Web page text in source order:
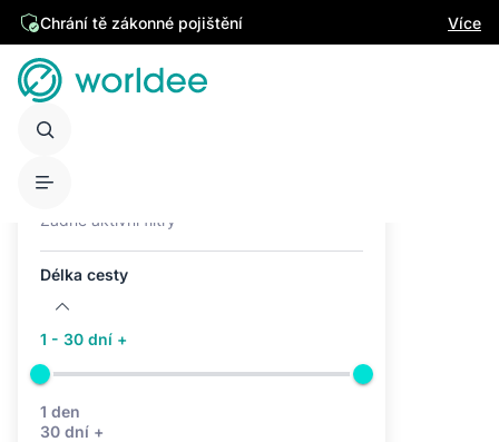
Chrání tě zákonné pojištění Více
Žádné aktivní filtry
Délka cesty
1 - 30 dní +
1 den
30 dní +